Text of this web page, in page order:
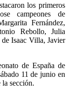
los primeros
campeones de
Fernández,
Rebollo, Julia
Isaac Villa, Javier
de España de
11 de junio en
sección.